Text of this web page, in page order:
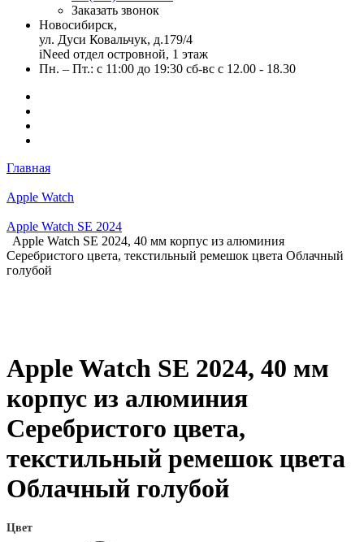
Заказать звонок
Новосибирск,
ул. Дуси Ковальчук, д.179/4
iNeed отдел островной, 1 этаж
Пн. – Пт.: с 11:00 до 19:30 сб-вс с 12.00 - 18.30
Главная
Apple Watch
Apple Watch SE 2024
Apple Watch SE 2024, 40 мм корпус из алюминия
Серебристого цвета, текстильный ремешок цвета Облачный
голубой
Apple Watch SE 2024, 40 мм
корпус из алюминия
Серебристого цвета,
текстильный ремешок цвета
Облачный голубой
Цвет